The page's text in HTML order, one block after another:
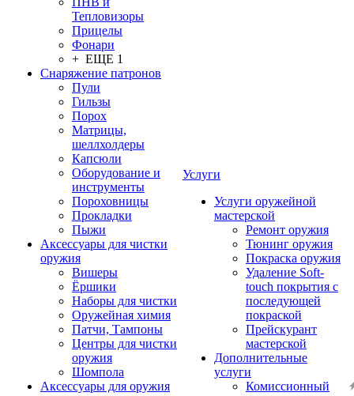
Тепловизоры
Прицелы
Фонари
+ ЕЩЕ 1
Снаряжение патронов
Пули
Гильзы
Порох
Матрицы,
шеллхолдеры
Капсюли
Оборудование и
инструменты
Пороховницы
Прокладки
Пыжи
Аксессуары для чистки
оружия
Вишеры
Ёршики
Наборы для чистки
Оружейная химия
Патчи, Тампоны
Центры для чистки
оружия
Шомпола
Аксессуары для оружия
Услуги
Услуги оружейной
мастерской
Ремонт оружия
Тюнинг оружия
Покраска оружия
Удаление Soft-
touch покрытия с
последующей
покраской
Прейскурант
мастерской
Дополнительные
услуги
Комиссионный